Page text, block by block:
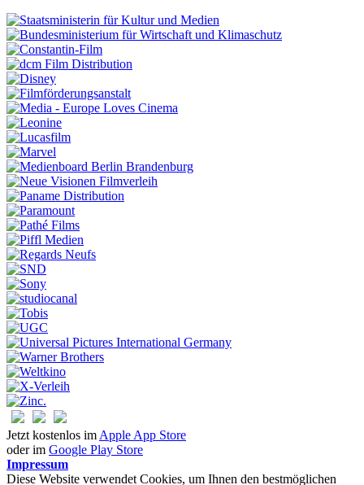
Jetzt kostenlos im Apple App Store
oder im Google Play Store
Impressum
Diese Website verwendet Cookies, um Ihnen den bestmöglichen